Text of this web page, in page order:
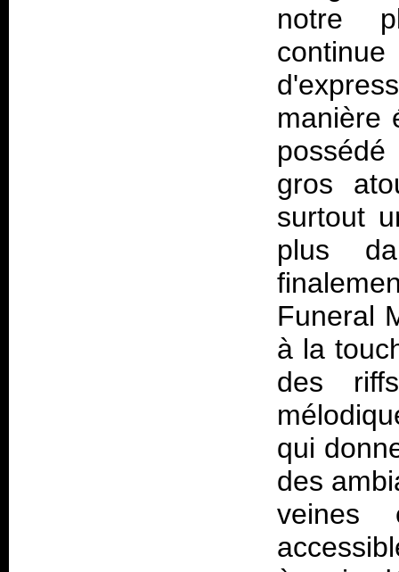
notre
manière
gros
surtout
plus
Funeral
à la
des
qui
des
veines